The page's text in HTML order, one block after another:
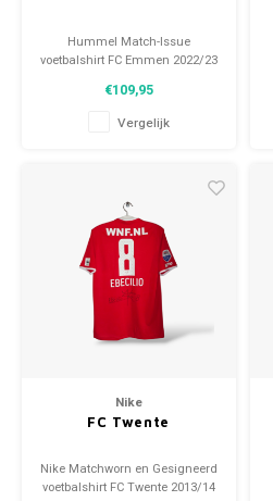
Hummel Match-Issue
voetbalshirt FC Emmen 2022/23
(gebruikt)
€109,95
Vergelijk
Nike
FC Twente
Nike Matchworn en Gesigneerd
voetbalshirt FC Twente 2013/14